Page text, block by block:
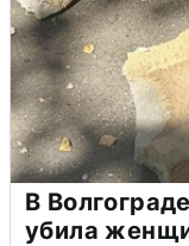
В
убила